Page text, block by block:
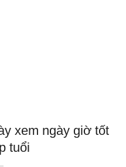
xem ngày giờ tốt
tuổi